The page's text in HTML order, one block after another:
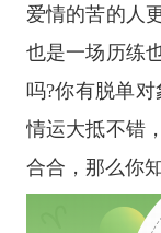
爱情的苦的人
也是一场历练
吗?你有脱单对
情运大抵不错
合合，那么你